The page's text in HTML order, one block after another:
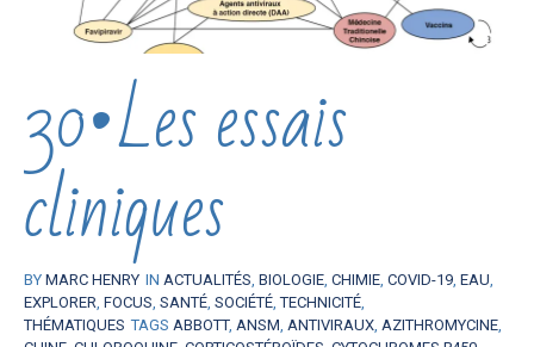
30•Les essais
cliniques
BY MARC HENRY IN ACTUALITÉS, BIOLOGIE, CHIMIE, COVID-19, EAU,
EXPLORER, FOCUS, SANTÉ, SOCIÉTÉ,TECHNICITÉ,
THÉMATIQUES TAGS ABBOTT, ANSM, ANTIVIRAUX, AZITHROMYCINE,